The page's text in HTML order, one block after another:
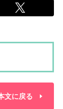
文に戻る